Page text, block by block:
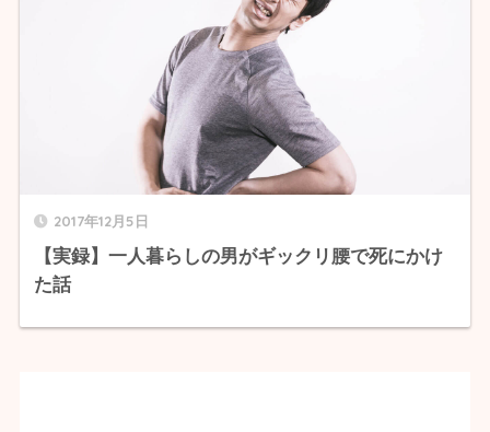
2017年12月5日
【実録】一人暮らしの男がギックリ腰で死にかけ
た話